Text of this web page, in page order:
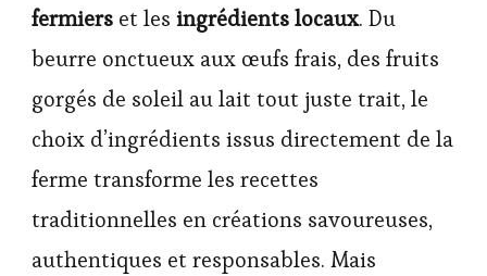
fermiers et les ingrédients locaux. Du
beurre onctueux aux œufs frais, des fruits
gorgés de soleil au lait tout juste trait, le
choix d’ingrédients issus directement de la
ferme transforme les recettes
traditionnelles en créations savoureuses,
authentiques et responsables. Mais